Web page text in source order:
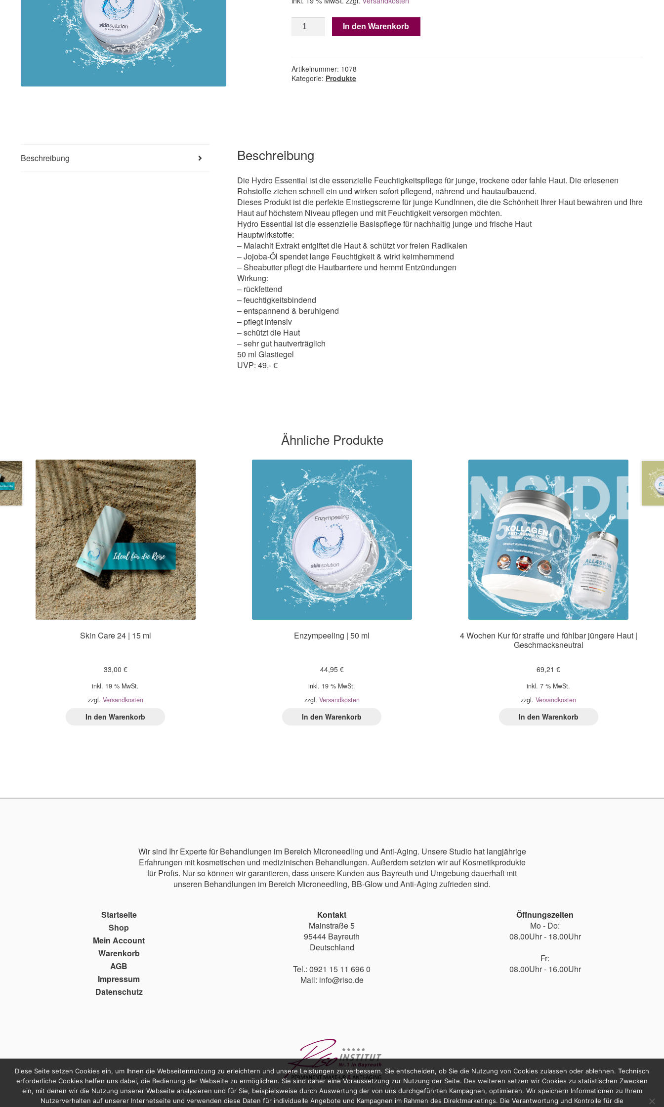
Hydro
Essential
ml
Menge
In den Warenkorb
Artikelnummer: 1078
Kategorie: Produkte
Beschreibung Beschreibung
Die Hydro Essential ist die essenzielle Feuchtigkeitspflege für junge, trockene oder fahle Haut. Die erlesenen
Rohstoffe ziehen schnell ein und wirken sofort pflegend, nährend und hautaufbauend.
Dieses Produkt ist die perfekte Einstiegscreme für junge KundInnen, die die Schönheit Ihrer Haut bewahren und Ihre
Haut auf höchstem Niveau pflegen und mit Feuchtigkeit versorgen möchten.
Hydro Essential ist die essenzielle Basispflege für nachhaltig junge und frische Haut
Hauptwirkstoffe:
– Malachit Extrakt entgiftet die Haut & schützt vor freien Radikalen
– Jojoba-Öl spendet lange Feuchtigkeit & wirkt keimhemmend
– Sheabutter pflegt die Hautbarriere und hemmt Entzündungen
Wirkung:
– rückfettend
– feuchtigkeitsbindend
– entspannend & beruhigend
– pflegt intensiv
– schützt die Haut
– sehr gut hautverträglich
50 ml Glastiegel
UVP: 49,- €
Ähnliche Produkte
Skin Care 24 | 15 ml
33,00 €
inkl. 19 % MwSt.
zzgl. Versandkosten
In den Warenkorb
Enzympeeling | 50 ml
44,95 €
inkl. 19 % MwSt.
zzgl. Versandkosten
In den Warenkorb
4 Wochen Kur für straffe und fühlbar jüngere Haut |
Geschmacksneutral
69,21€
inkl. 7 % MwSt.
zzgl.Versandkosten
In den Warenkorb
Wir sind Ihr Experte für Behandlungen im Bereich Microneedling und Anti-Aging. Unsere Studio hat langjährige
Erfahrungen mit kosmetischen und medizinischen Behandlungen. Außerdem setzten wir auf Kosmetikprodukte
für Profis. Nur so können wir garantieren, dass unsere Kunden aus Bayreuth und Umgebung dauerhaft mit
unseren Behandlungen im Bereich Microneedling, BB-Glow und Anti-Aging zufrieden sind.
Startseite
Shop
Mein Account
Warenkorb
AGB
Impressum
Datenschutz
Kontakt
Mainstraße 5
95444 Bayreuth
Deutschland
Tel.: 0921 15 11 696 0
Mail: info@riso.de
Öffnungszeiten
Mo - Do:
08.00Uhr - 18.00Uhr
Fr:
08.00Uhr - 16.00Uhr
Diese Seite setzen Cookies ein, um Ihnen die Webseitennutzung zu erleichtern und unsere Leistungen zu verbessern. Sie entscheiden, ob Sie die Nutzung von Cookies zulassen oder ablehnen. Technisch
erforderliche Cookies helfen uns dabei, die Bedienung der Webseite zu ermöglichen. Sie sind daher eine Voraussetzung zur Nutzung der Seite. Des weiteren setzen wir Cookies zu statistischen Zwecken
ein, mit denen wir die Nutzung unserer Webseite analysieren und für Sie, beispielsweise durch Auswertung der von uns durchgeführten Kampagnen, optimieren. Wir speichern Informationen zu Ihrem
Nutzerverhalten auf unserer Internetseite und verwenden diese Daten für individuelle Angebote und Kampagnen im Rahmen des Direktmarketings. Die Verantwortung und Kontrolle für die